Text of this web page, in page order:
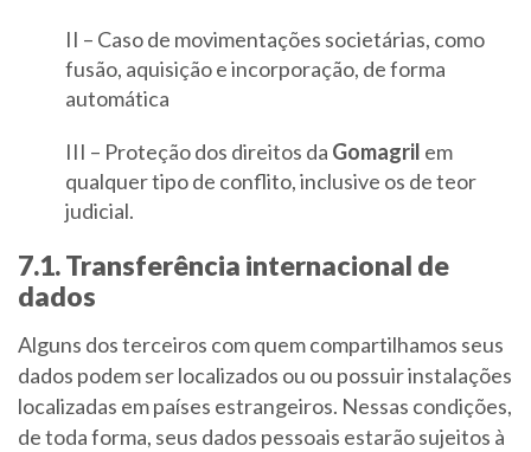
II – Caso de movimentações societárias, como
fusão, aquisição e incorporação, de forma
automática
III – Proteção dos direitos da Gomagril em
qualquer tipo de conflito, inclusive os de teor
judicial.
7.1. Transferência internacional de
dados
Alguns dos terceiros com quem compartilhamos seus
dados podem ser localizados ou ou possuir instalações
localizadas em países estrangeiros. Nessas condições,
de toda forma, seus dados pessoais estarão sujeitos à